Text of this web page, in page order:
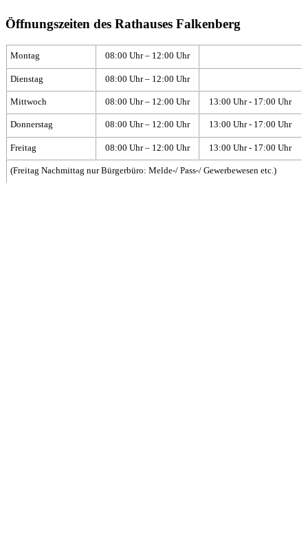
Öffnungszeiten des Rathauses Falkenberg
Montag 08:00 Uhr – 12:00 Uhr
Dienstag 08:00 Uhr – 12:00 Uhr
Mittwoch 08:00 Uhr – 12:00 Uhr 13:00 Uhr - 17:00 Uhr
Donnerstag 08:00 Uhr – 12:00 Uhr 13:00 Uhr - 17:00 Uhr
Freitag 08:00 Uhr – 12:00 Uhr 13:00 Uhr - 17:00 Uhr
(Freitag Nachmittag nur Bürgerbüro: Melde-/ Pass-/ Gewerbewesen etc.)